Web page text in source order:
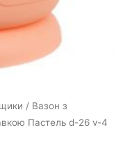
/ Вазон з
Пастель d-26 v-4